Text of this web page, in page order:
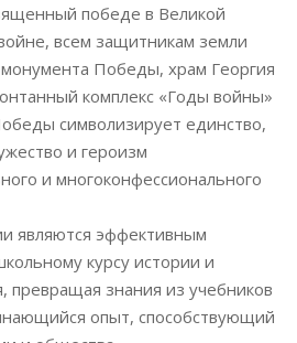
победе в Великой
всем защитникам земли
Победы, храм Георгия
комплекс «Годы войны»
символизирует единство,
и героизм
и многоконфессионального
являются эффективным
курсу истории и
превращая знания из учебников
опыт, способствующий